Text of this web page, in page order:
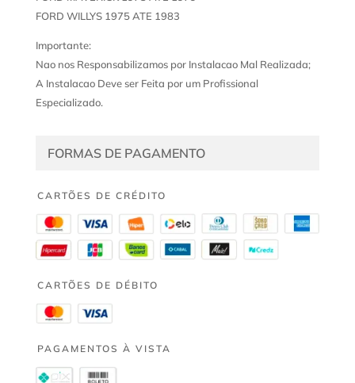
FORD WILLYS 1975 ATE 1983
Importante:
Nao nos Responsabilizamos por Instalacao Mal Realizada;
A Instalacao Deve ser Feita por um Profissional
Especializado.
FORMAS DE PAGAMENTO
CARTÕES DE CRÉDITO
CARTÕES DE DÉBITO
PAGAMENTOS À VISTA